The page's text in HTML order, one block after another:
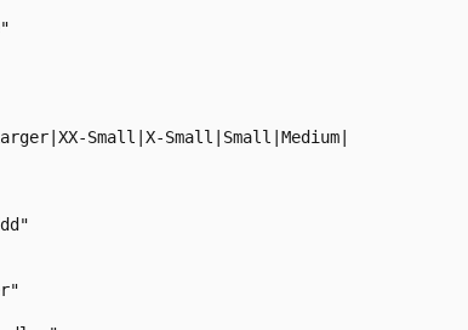
Small|X-Small|Small|Medium|